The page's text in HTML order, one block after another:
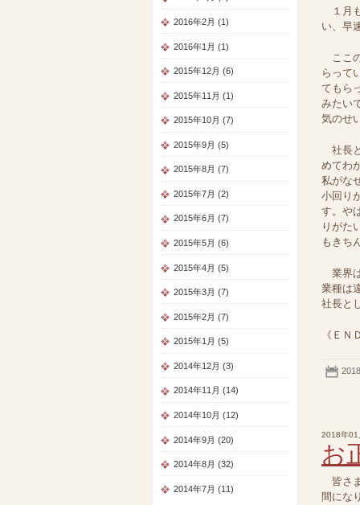
１月
い、早
ここ
らって
てもら
みたい
気のせ
社長
めてわ
私がな
小回り
す。や
りがた
もきち
業界
業種は
社長と
《ＥＮ
2018年01
お
皆さ
間にな
2016年2月 (1)
2016年1月 (1)
2015年12月 (6)
2015年11月 (1)
2015年10月 (7)
2015年9月 (5)
2015年8月 (7)
2015年7月 (2)
2015年6月 (7)
2015年5月 (6)
2015年4月 (5)
2015年3月 (7)
2015年2月 (7)
2015年1月 (5)
2014年12月 (3)
2014年11月 (14)
2014年10月 (12)
2014年9月 (20)
2014年8月 (32)
2014年7月 (11)